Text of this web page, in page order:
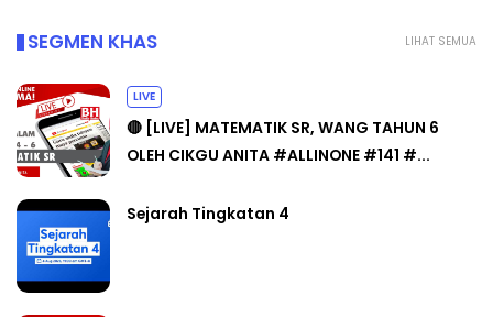
LIHAT SEMUA
SEGMEN KHAS
LIVE
🔴 [LIVE] MATEMATIK SR, WANG TAHUN 6
OLEH CIKGU ANITA #ALLINONE #141 #...
Sejarah Tingkatan 4